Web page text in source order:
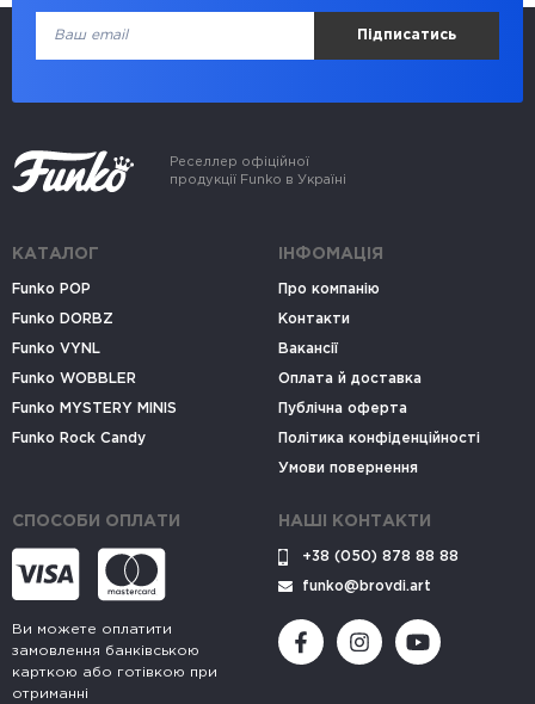
Підписатись
Реселлер офіційної
продукції Funko в Україні
КАТАЛОГ
Funko POP
Funko DORBZ
Funko VYNL
Funko WOBBLER
Funko MYSTERY MINIS
Funko Rock Candy
ІНФОМАЦІЯ
Про компанію
Контакти
Вакансії
Оплата й доставка
Публічна оферта
Політика конфіденційності
Умови повернення
СПОСОБИ ОПЛАТИ
Ви можете оплатити
замовлення банківською
карткою або готівкою при
отриманні
НАШІ КОНТАКТИ
+38 (050) 878 88 88
funko@brovdi.art